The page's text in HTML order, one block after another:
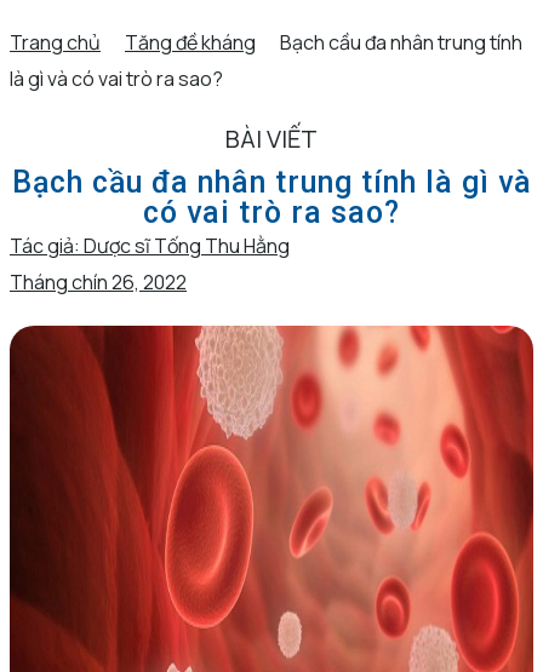
Trang chủ Tăng đề kháng
Bạch cầu đa nhân trung tính
là gì và có vai trò ra sao?
BÀI VIẾT
Bạch cầu đa nhân trung tính là gì và
có vai trò ra sao?
Tác giả: Dược sĩ Tống Thu Hằng
Tháng chín 26, 2022